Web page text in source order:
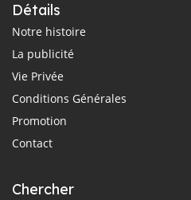
Détails
Notre histoire
La publicité
Vie Privée
Conditions Générales
Promotion
Contact
Chercher